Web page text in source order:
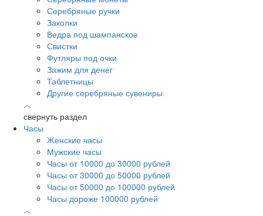
Серебряные ручки
Заколки
Ведра под шампанское
Свистки
Футляры под очки
Зажим для денег
Таблетницы
Другие серебряные сувениры
︿
свернуть раздел
Часы
Женские часы
Мужские часы
Часы от 10000 до 30000 рублей
Часы от 30000 до 50000 рублей
Часы от 50000 до 100000 рублей
Часы дороже 100000 рублей
︿